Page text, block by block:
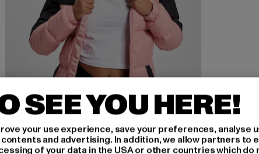
SEE YOU HERE!
your use experience, save your preferences, analyse
and advertising. In addition, we allow partners to
of your data in the USA or other countries which do